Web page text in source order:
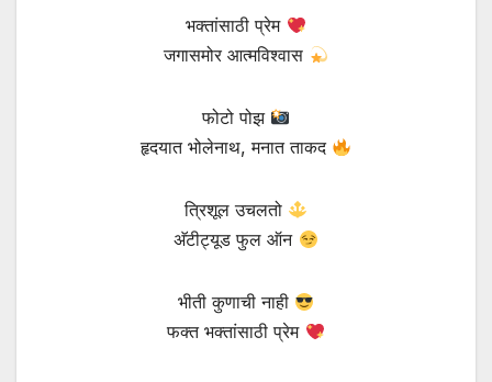
भक्तांसाठी प्रेम
जगासमोर आत्मविश्वास
फोटो पोझ
हृदयात भोलेनाथ, मनात ताकद
त्रिशूल उचलतो
अ‍ॅटीट्यूड फुल ऑन
भीती कुणाची नाही
फक्त भक्तांसाठी प्रेम